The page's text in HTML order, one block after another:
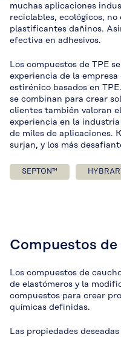
muchas aplicaciones
reciclables, ecológicos,
plastificantes dañinos.
efectiva en adhesivos.
Los compuestos de TPE
experiencia de la
estirénico basados en
se combinan para crear
clientes también valoran
experiencia en la
de miles de aplicaciones.
surjan, y los más
SEPTON™
Compuestos de
Los compuestos de
de elastómeros y la
compuestos para crear
químicas definidas.
Las propiedades